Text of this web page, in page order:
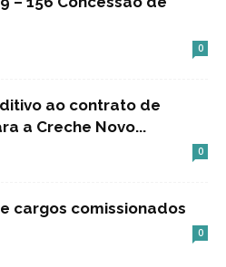
0
ao contrato de
a Creche Novo...
0
cargos comissionados
0